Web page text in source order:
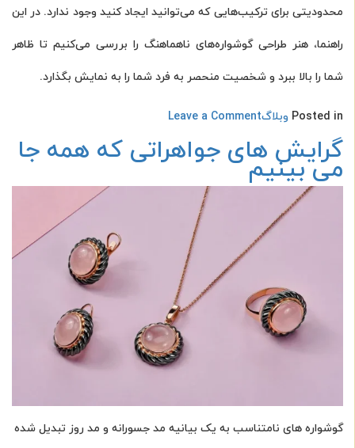
محدودیتی برای ترکیب‌هایی که می‌توانید ایجاد کنید وجود ندارد. در این
راهنما، هنر طراحی گوشواره‌های ناهماهنگ را بررسی می‌کنیم تا ظاهر
شما را بالا ببرد و شخصیت منحصر به فرد شما را به نمایش بگذارد.
Posted in وبلاگLeave a Comment
روز
مادر
گرایش های جواهراتی که همه جا
می بینیم
گوشواره های نامتناسب به یک بیانیه مد جسورانه و مد روز تبدیل شده